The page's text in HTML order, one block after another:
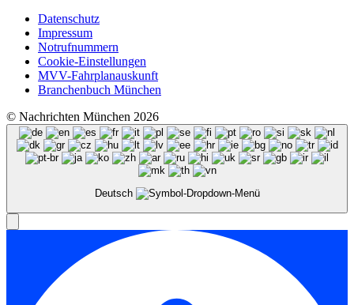
Datenschutz
Impressum
Notrufnummern
Cookie-Einstellungen
MVV-Fahrplanauskunft
Branchenbuch München
© Nachrichten München 2026
Deutsch